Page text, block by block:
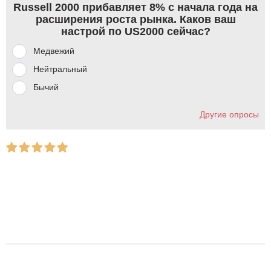
Russell 2000 прибавляет 8% с начала года на
расширения роста рынка. Каков ваш
настрой по US2000 сейчас?
Медвежий
Нейтральный
Бычий
Другие опросы